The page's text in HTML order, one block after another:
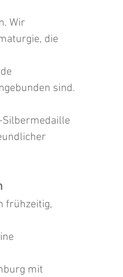
Wir
die
sind.
Silbermedaille
frühzeitig,
mit